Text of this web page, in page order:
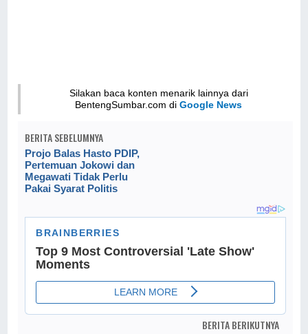
Silakan baca konten menarik lainnya dari
BentengSumbar.com diGoogle News
BERITA SEBELUMNYA
Projo Balas Hasto PDIP,
Pertemuan Jokowi dan
Megawati Tidak Perlu
Pakai Syarat Politis
BERITA BERIKUTNYA